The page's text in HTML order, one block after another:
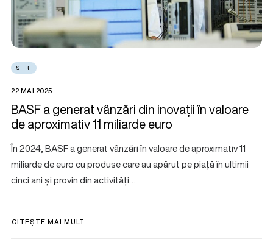
ȘTIRI
22 MAI 2025
BASF a generat vânzări din inovații în valoare
de aproximativ 11 miliarde euro
În 2024, BASF a generat vânzări în valoare de aproximativ 11
miliarde de euro cu produse care au apărut pe piață în ultimii
cinci ani și provin din activități…
CITEȘTE MAI MULT